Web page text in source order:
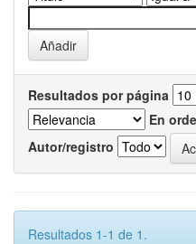
Resultados por página
En
Autor/registro
Resultados 1-1 de 1.